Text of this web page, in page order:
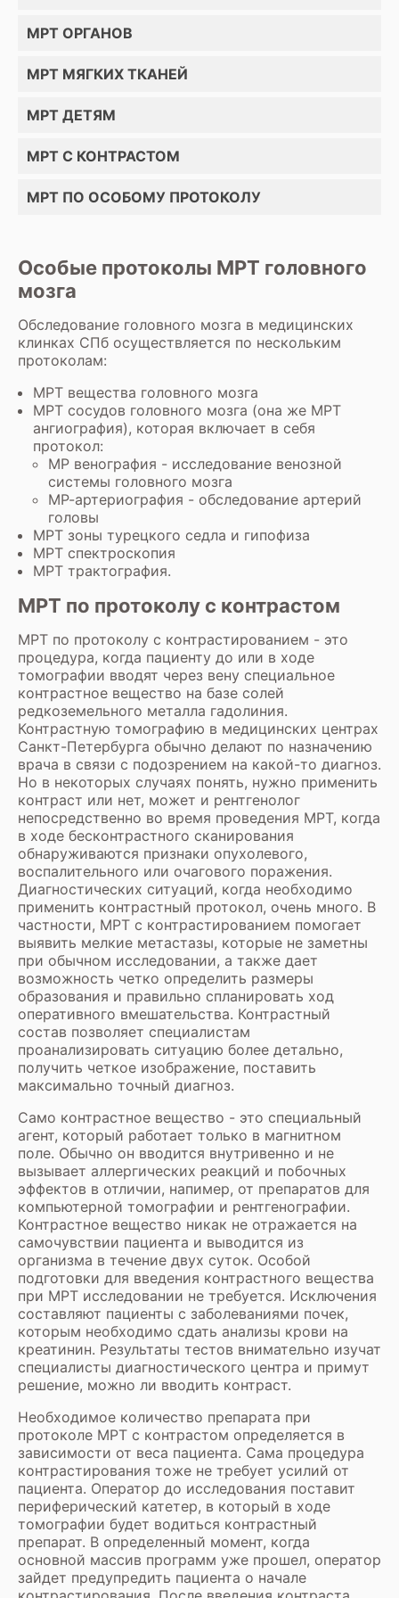
МРТ ОРГАНОВ
МРТ МЯГКИХ ТКАНЕЙ
МРТ ДЕТЯМ
МРТ С КОНТРАСТОМ
МРТ ПО ОСОБОМУ ПРОТОКОЛУ
Особые протоколы МРТ головного
мозга
Обследование головного мозга в медицинских
клинках СПб осуществляется по нескольким
протоколам:
МРТ вещества головного мозга
МРТ сосудов головного мозга (она же МРТ
ангиография), которая включает в себя
протокол:
МР венография - исследование венозной
системы головного мозга
МР-артериография - обследование артерий
головы
МРТ зоны турецкого седла и гипофиза
МРТ спектроскопия
МРТ трактография.
МРТ по протоколу с контрастом
МРТ по протоколу с контрастированием - это
процедура, когда пациенту до или в ходе
томографии вводят через вену специальное
контрастное вещество на базе солей
редкоземельного металла гадолиния.
Контрастную томографию в медицинских центрах
Санкт-Петербурга обычно делают по назначению
врача в связи с подозрением на какой-то диагноз.
Но в некоторых случаях понять, нужно применить
контраст или нет, может и рентгенолог
непосредственно во время проведения МРТ, когда
в ходе бесконтрастного сканирования
обнаруживаются признаки опухолевого,
воспалительного или очагового поражения.
Диагностических ситуаций, когда необходимо
применить контрастный протокол, очень много. В
частности, МРТ с контрастированием помогает
выявить мелкие метастазы, которые не заметны
при обычном исследовании, а также дает
возможность четко определить размеры
образования и правильно спланировать ход
оперативного вмешательства. Контрастный
состав позволяет специалистам
проанализировать ситуацию более детально,
получить четкое изображение, поставить
максимально точный диагноз.
Само контрастное вещество - это специальный
агент, который работает только в магнитном
поле. Обычно он вводится внутривенно и не
вызывает аллергических реакций и побочных
эффектов в отличии, напимер, от препаратов для
компьютерной томографии и рентгенографии.
Контрастное вещество никак не отражается на
самочувствии пациента и выводится из
организма в течение двух суток. Особой
подготовки для введения контрастного вещества
при МРТ исследовании не требуется. Исключения
составляют пациенты с заболеваниями почек,
которым необходимо сдать анализы крови на
креатинин. Результаты тестов внимательно изучат
специалисты диагностического центра и примут
решение, можно ли вводить контраст.
Необходимое количество препарата при
протоколе МРТ с контрастом определяется в
зависимости от веса пациента. Сама процедура
контрастирования тоже не требует усилий от
пациента. Оператор до исследования поставит
периферический катетер, в который в ходе
томографии будет водиться контрастный
препарат. В определенный момент, когда
основной массив программ уже прошел, оператор
зайдет предупредить пациента о начале